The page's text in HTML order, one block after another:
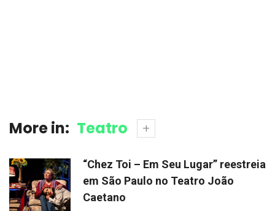
More in: Teatro
“Chez Toi – Em Seu Lugar” reestreia
em São Paulo no Teatro João
Caetano